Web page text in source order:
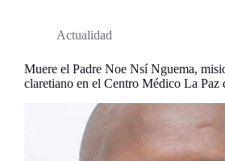
Actualidad
Muere el Padre Noe Nsí Nguema,
claretiano en el Centro Médico La Paz